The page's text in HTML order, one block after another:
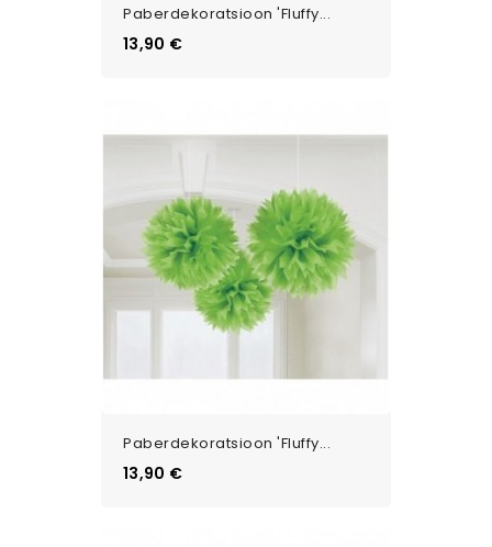
Paberdekoratsioon 'Fluffy...
Цена
13,90 €
Paberdekoratsioon 'Fluffy...
Цена
13,90 €